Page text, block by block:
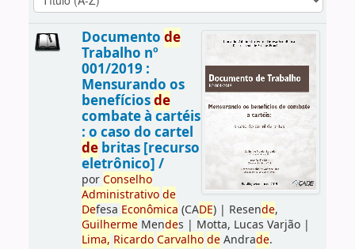
Documento de
Trabalho nº
001/2019 :
Mensurando os
benefíciosde
combate à cartéis
: o caso do cartel
debritas [recurso
eletrônico] /
porConselho
Administrativo de
Defesa Econômica (CADE)| Resende,
GuilhermeMendes | Motta, Lucas Varjão|
Lima, Ricardo Carvalho deAndrade.